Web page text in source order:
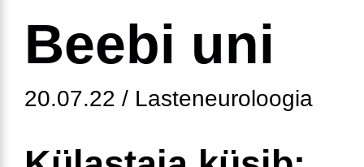
Beebi uni
20.07.22 / Lasteneuroloogia